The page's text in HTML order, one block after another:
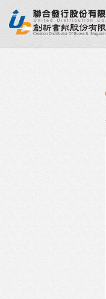
榜 出版社專區